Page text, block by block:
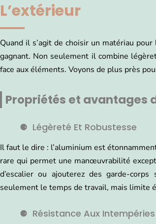
L’extérieur
Quand il s’agit de choisir un matériau
gagnant. Non seulement il combine
face aux éléments. Voyons de plus près
Propriétés et avantages
Légèreté Et Robustesse
Il faut le dire : l’aluminium est
rare qui permet une manœuvrabilité
d’escalier ou ajouterez des garde-
seulement le temps de travail, mais limite
Résistance Aux